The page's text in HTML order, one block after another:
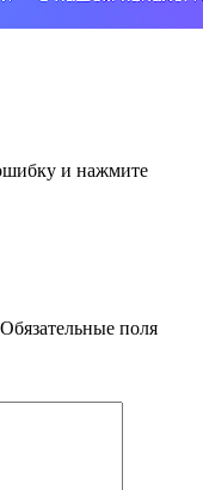
и нажмите
Обязательные поля